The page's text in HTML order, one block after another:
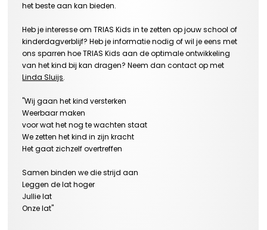
het beste aan kanbieden.
Heb je interesse om TRIASKids in te zetten op jouw school of
kinderdagverblijf? Heb jeinformatie nodig of wil je eens met
ons sparren hoe TRIASKids aan de optimale ontwikkeling
van het kind bij kan dragen? Neem dan contact op met
Linda Sluijs.
"Wij gaan het kind versterken
Weerbaar maken
voorwat het nog te wachten staat
We zetten het kind in zijn kracht
Het gaat zichzelf overtreffen
Samen binden we die strijd aan
Leggen de lat hoger
Jullie lat
Onze lat"